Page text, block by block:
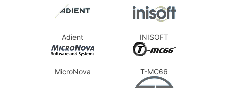
Adient INISOFT
MicroNova T-MC66